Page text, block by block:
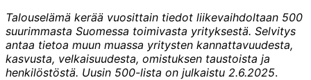
Talouselämä kerää vuosittain tiedot liikevaihdoltaan 500
suurimmasta Suomessa toimivasta yrityksestä. Selvitys
antaa tietoa muun muassa yritysten kannattavuudesta,
kasvusta, velkaisuudesta, omistuksen taustoista ja
henkilöstöstä. Uusin 500-lista on julkaistu 2.6.2025.